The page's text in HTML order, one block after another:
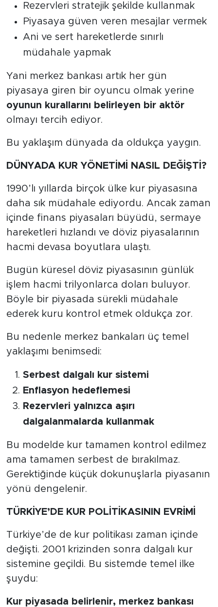
Rezervleri stratejik şekilde kullanmak
Piyasaya güven veren mesajlar vermek
Ani ve sert hareketlerde sınırlı
müdahale yapmak
Yani merkez bankası artık her gün
piyasaya giren bir oyuncu olmak yerine
oyunun kurallarını belirleyen bir aktör
olmayı tercih ediyor.
Bu yaklaşım dünyada da oldukça yaygın.
DÜNYADA KUR YÖNETİMİ NASIL DEĞİŞTİ?
1990’lı yıllarda birçok ülke kur piyasasına
daha sık müdahale ediyordu. Ancak zaman
içinde finans piyasaları büyüdü, sermaye
hareketleri hızlandı ve döviz piyasalarının
hacmi devasa boyutlara ulaştı.
Bugün küresel döviz piyasasının günlük
işlem hacmi trilyonlarca doları buluyor.
Böyle bir piyasada sürekli müdahale
ederek kuru kontrol etmek oldukça zor.
Bu nedenle merkez bankaları üç temel
yaklaşımı benimsedi:
Serbest dalgalı kur sistemi
Enflasyon hedeflemesi
Rezervleri yalnızca aşırı
dalgalanmalarda kullanmak
Bu modelde kur tamamen kontrol edilmez
ama tamamen serbest de bırakılmaz.
Gerektiğinde küçük dokunuşlarla piyasanın
yönü dengelenir.
TÜRKİYE’DE KUR POLİTİKASININ EVRİMİ
Türkiye’de de kur politikası zaman içinde
değişti. 2001 krizinden sonra dalgalı kur
sistemine geçildi. Bu sistemde temel ilke
şuydu:
Kur piyasada belirlenir, merkez bankası